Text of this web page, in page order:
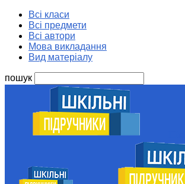
Всі класи
Всі предмети
Всі автори
Мова викладання
Вид матеріалу
пошук